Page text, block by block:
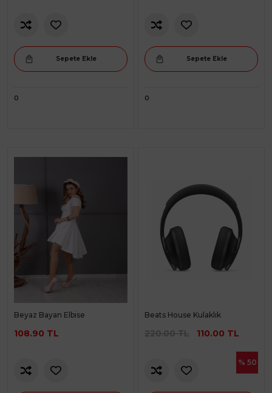
Sepete Ekle
0
Sepete Ekle
0
Beyaz Bayan Elbise
108.90 TL
Beats House Kulaklık
220.00 TL110.00 TL
% 50